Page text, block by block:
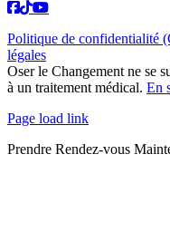
Politique de confidentialité
légales
Oser le Changement ne se
à un traitement médical. En
Page load link
Prendre Rendez-vous